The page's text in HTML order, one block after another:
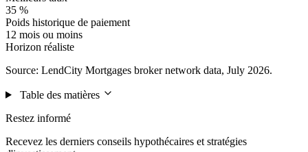
35 %
Poids historique de paiement
12 mois ou moins
Horizon réaliste
Source: LendCity Mortgages broker network data, July 2026.
Table des matières
Restez informé
Recevez les derniers conseils hypothécaires et stratégies